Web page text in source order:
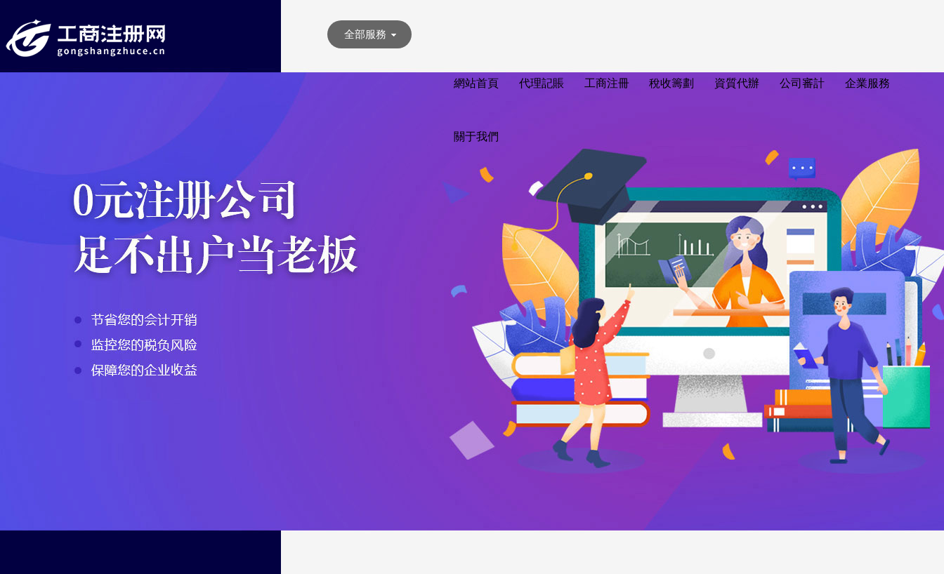
全部服務
網站首頁 代理記賬 工商注冊 稅收籌劃 資質代辦 公司審計 企業服務
關于我們